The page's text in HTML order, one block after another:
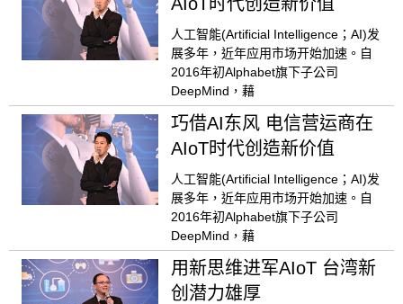
人工智能(Artificial Intelligence；AI)发
展多年，近年应用市场开始加速。自
2016年初Alphabet旗下子公司
DeepMind，藉
巧借AI东风 电信营运商在
AIoT时代创造新价值
人工智能(Artificial Intelligence；AI)发
展多年，近年应用市场开始加速。自
2016年初Alphabet旗下子公司
DeepMind，藉
用新思维进军AIoT 台湾新
创潜力雄厚